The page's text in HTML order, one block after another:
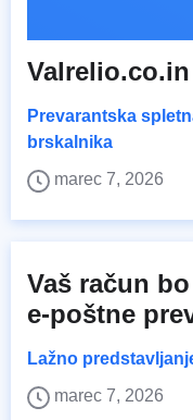
Valrelio.co.in
Prevarantska
brskalnika
marec 7, 2026
Vaš račun
e-poštne
Lažno
marec 7, 2026